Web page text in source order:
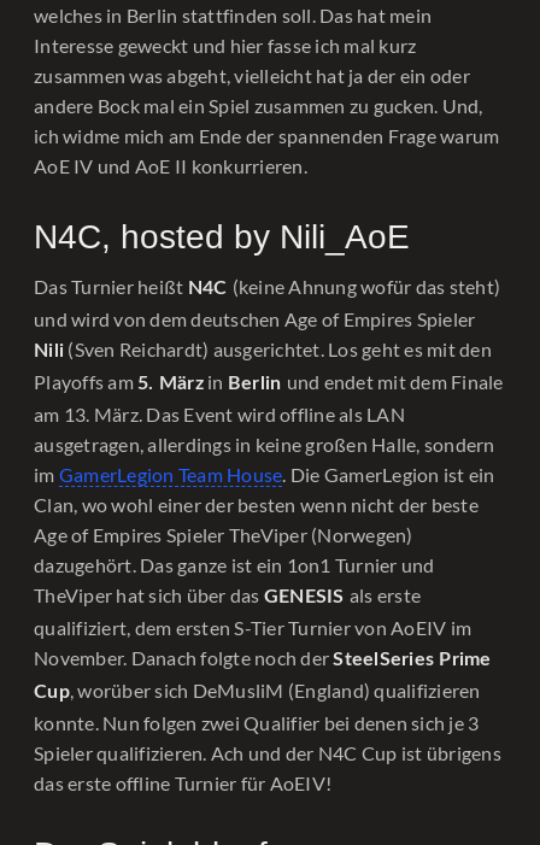
welches in Berlin stattfinden soll. Das hat mein
Interesse geweckt und hier fasse ich mal kurz
zusammen was abgeht, vielleicht hat ja der ein oder
andere Bock mal ein Spiel zusammen zu gucken. Und,
ich widme mich am Ende der spannenden Frage warum
AoE IV und AoE II konkurrieren.
N4C, hosted by Nili_AoE
Das Turnier heißt N4C (keine Ahnung wofür das steht)
und wird von dem deutschen Age of Empires Spieler
Nili (Sven Reichardt) ausgerichtet. Los geht es mit den
Playoffs am 5. Märzin Berlin und endet mit dem Finale
am 13. März. Das Event wird offline als LAN
ausgetragen, allerdings in keine großen Halle, sondern
im GamerLegion Team House. Die GamerLegion ist ein
Clan, wo wohl einer der besten wenn nicht der beste
Age of Empires Spieler TheViper (Norwegen)
dazugehört. Das ganze ist ein 1on1 Turnier und
TheViper hat sich über das GENESIS als erste
qualifiziert, dem ersten S-Tier Turnier von AoEIV im
November. Danach folgte noch derSteelSeries Prime
Cup, worüber sich DeMusliM (England) qualifizieren
konnte. Nun folgen zwei Qualifier bei denen sich je 3
Spieler qualifizieren. Ach und der N4C Cup ist übrigens
das erste offline Turnier für AoEIV!